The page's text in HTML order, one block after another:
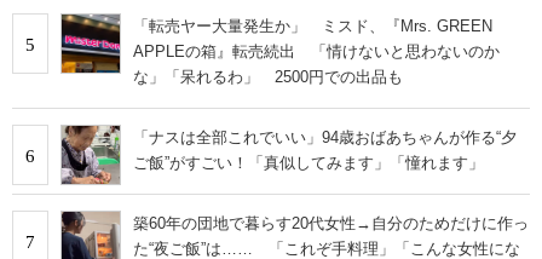
5
「転売ヤー大量発生か」 ミスド、『Mrs. GREEN
APPLEの箱』転売続出 「情けないと思わないのか
な」「呆れるわ」 2500円での出品も
6
「ナスは全部これでいい」94歳おばあちゃんが作る“夕
ご飯”がすごい！「真似してみます」「憧れます」
7
築60年の団地で暮らす20代女性→自分のためだけに作っ
た“夜ご飯”は…… 「これぞ手料理」「こんな女性にな